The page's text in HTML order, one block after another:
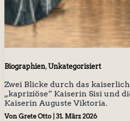
Biographien,Unkategorisiert
Zwei Blicke durch das
„kapriziöse“ Kaiserin Sisi und
Kaiserin Auguste Viktoria.
Von Grete Otto 31. März 2026